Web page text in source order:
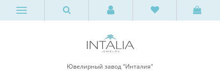
Ювелирный завод "Инталия"